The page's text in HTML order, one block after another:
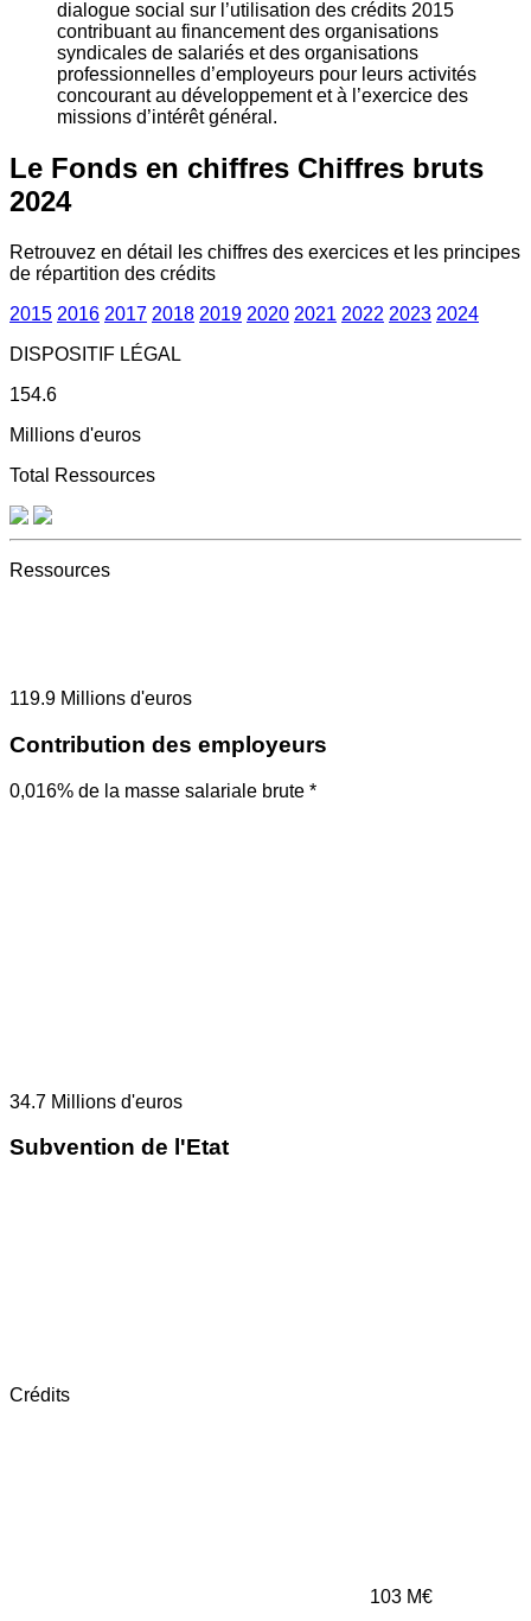
dialogue social sur l’utilisation des crédits 2015
contribuant au financement des organisations
syndicales de salariés et des organisations
professionnelles d’employeurs pour leurs activités
concourant au développement et à l’exercice des
missions d’intérêt général.
Le Fonds en chiffres Chiffres bruts
2024
Retrouvez en détail les chiffres des exercices et les principes
de répartition des crédits
2015 2016 2017 2018 2019 2020 2021 2022 2023 2024
DISPOSITIF LÉGAL
154.6
Millions d'euros
Total Ressources
Ressources
119.9 Millions d'euros
Contribution des employeurs
0,016% de la masse salariale brute *
34.7 Millions d'euros
Subvention de l'Etat
Crédits
103 M€